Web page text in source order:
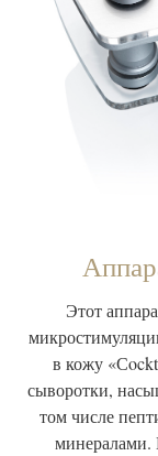
Этот
в кожу
сыворотки,
том числе
минералами.